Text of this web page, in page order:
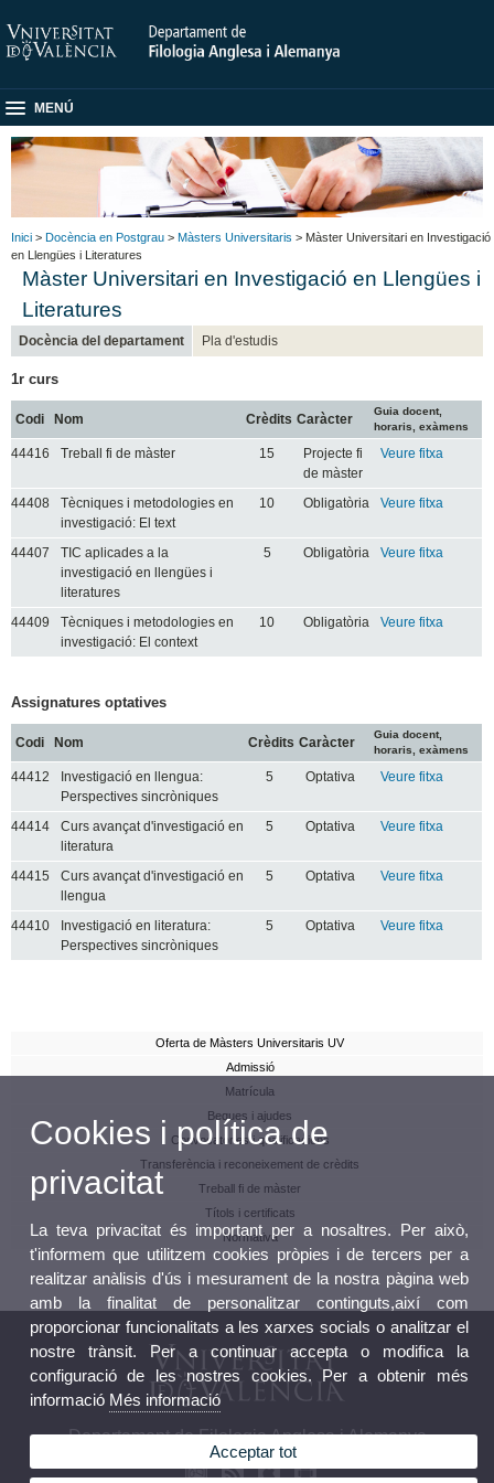
MENÚ
Inici > Docència en Postgrau > Màsters Universitaris > Màster Universitari en Investigació
en Llengües i Literatures
Màster Universitari en Investigació en Llengües i
Literatures
Docència del departament Pla d'estudis
1r curs
Codi Nom Crèdits Caràcter
Guia docent,
horaris, exàmens
44416 Treball fi de màster 15
Projecte fi
de màster
Veure fitxa
44408
Tècniques i metodologies en
investigació: El text
10 Obligatòria Veure fitxa
44407
TIC aplicades a la
investigació en llengües i
literatures
5 Obligatòria Veure fitxa
44409
Tècniques i metodologies en
investigació: El context
10 Obligatòria Veure fitxa
Assignatures optatives
Codi Nom Crèdits Caràcter
Guia docent,
horaris, exàmens
44412
Investigació en llengua:
Perspectives sincròniques
5 Optativa Veure fitxa
44414
Curs avançat d'investigació en
literatura
5 Optativa Veure fitxa
44415
Curs avançat d'investigació en
llengua
5 Optativa Veure fitxa
44410
Investigació en literatura:
Perspectives sincròniques
5 Optativa Veure fitxa
Oferta de Màsters Universitaris UV
Admissió
Matrícula
Beques i ajudes
Convocatòries i qualificacions
Transferència i reconeixement de crèdits
Treball fi de màster
Títols i certificats
Normativa
Departament de Filologia Anglesa i Alemanya
Cookies i política de
privacitat
La teva privacitat és important per a nosaltres. Per això,
t'informem que utilitzem cookies pròpies i de tercers per a
realitzar anàlisis d'ús i mesurament de la nostra pàgina web
amb la finalitat de personalitzar continguts,així com
proporcionar funcionalitats a les xarxes socials o analitzar el
nostre trànsit. Per a continuar accepta o modifica la
configuració de les nostres cookies. Per a obtenir més
informació Més informació
Acceptar tot